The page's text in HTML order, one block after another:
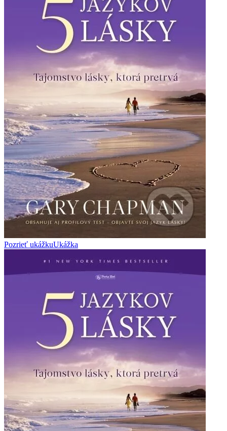
Pozrieť ukážkuUkážka